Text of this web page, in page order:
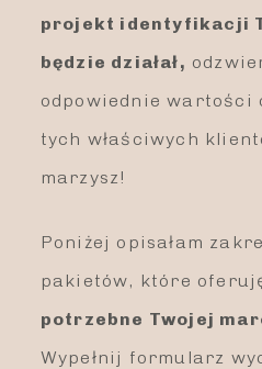
projekt identyfikacji
będzie działał,
odpowiednie wartości
tych właściwych
marzysz!
Poniżej opisałam
pakietów, które
potrzebne Twojej
Wypełnij formularz